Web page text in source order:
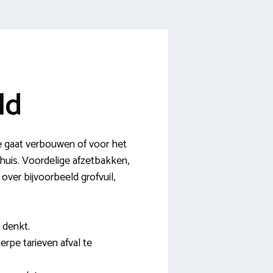
gaat verbouwen of voor het
Voordelige afzetbakken,
bijvoorbeeld grofvuil,
tarieven afval te